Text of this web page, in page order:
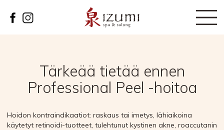
Tärkeää tietää ennen
Professional Peel -hoitoa
Hoidon kontraindikaatiot: raskaus tai imetys, lähiaikoina
käytetyt retinoidi-tuotteet, tulehtunut kystinen akne, roaccutanin